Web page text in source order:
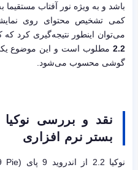
باشد و به ویژه نور آفتاب
کمی تشخیص محتوای روی
می‌توان اینطور نتیجه‌گیری کرد
2.2 مطلوب است و این موضوع
گوشی محسوب می‌شود.
بستر نرم افزاری